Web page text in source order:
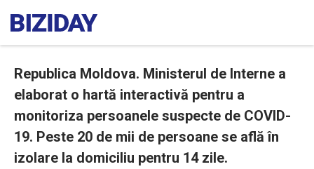
Republica Moldova. Ministerul de Interne a
elaborat o hartă interactivă pentru a
monitoriza persoanele suspecte de COVID-
19. Peste 20 de mii de persoane se află în
izolare la domiciliu pentru 14 zile.